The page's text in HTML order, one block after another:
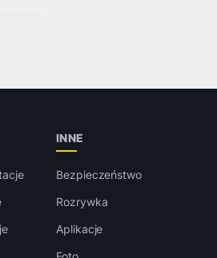
INNE
Bezpieczeństwo
Rozrywka
Aplikacje